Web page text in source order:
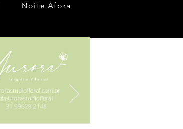
Noite Afora